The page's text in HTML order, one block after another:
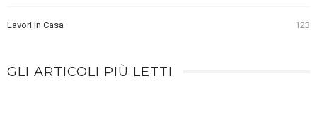
Lavori In Casa 123
GLI ARTICOLI PIÙ LETTI